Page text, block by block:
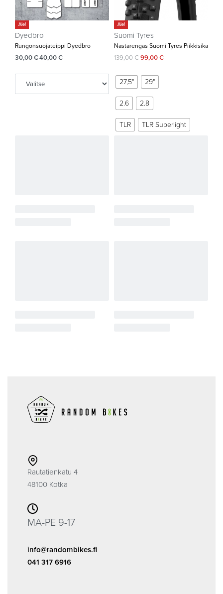
Ale!
Dyedbro
Rungonsuojateippi Dyedbro
30,00€40,00€
Ale!
Suomi Tyres
Nastarengas Suomi Tyres Piikkisika
139,00€99,00€
27,5" 29"
2.6 2.8
TLR TLR Superlight
Rautatienkatu 4
48100 Kotka
MA-PE 9-17
info@randombikes.fi
041 317 6916